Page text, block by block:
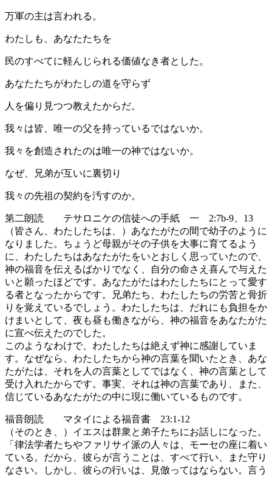
万軍の主は言われる。
わたしも、あなたたちを
民のすべてに軽んじられる価値なき者とした。
あなたたちがわたしの道を守らず
人を偏り見つつ教えたからだ。
我々は皆、唯一の父を持っているではないか。
我々を創造されたのは唯一の神ではないか。
なぜ、兄弟が互いに裏切り
我々の先祖の契約を汚すのか。
第二朗読 テサロニケの信徒への手紙 一 2:7b-9、13
（皆さん、わたしたちは、）あなたがたの間で幼子のように
なりました。ちょうど母親がその子供を大事に育てるよう
に、わたしたちはあなたがたをいとおしく思っていたので、
神の福音を伝えるばかりでなく、自分の命さえ喜んで与えた
いと願ったほどです。あなたがたはわたしたちにとって愛す
る者となったからです。兄弟たち、わたしたちの労苦と骨折
りを覚えているでしょう。わたしたちは、だれにも負担をか
けまいとして、夜も昼も働きながら、神の福音をあなたがた
に宣べ伝えたのでした。
このようなわけで、わたしたちは絶えず神に感謝していま
す。なぜなら、わたしたちから神の言葉を聞いたとき、あな
たがたは、それを人の言葉としてではなく、神の言葉として
受け入れたからです。事実、それは神の言葉であり、また、
信じているあなたがたの中に現に働いているものです。
福音朗読 マタイによる福音書 23:1-12
（そのとき、）イエスは群衆と弟子たちにお話しになった。
「律法学者たちやファリサイ派の人々は、モーセの座に着い
ている。だから、彼らが言うことは、すべて行い、また守り
なさい。しかし、彼らの行いは、見倣ってはならない。言う